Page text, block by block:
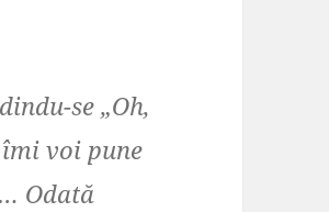
se „Oh,
voi pune
Odată